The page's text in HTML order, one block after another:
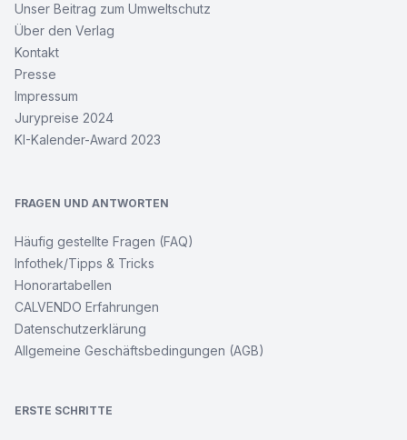
Unser Beitrag zum Umweltschutz
Über den Verlag
Kontakt
Presse
Impressum
Jurypreise 2024
KI-Kalender-Award 2023
FRAGEN UND ANTWORTEN
Häufig gestellte Fragen (FAQ)
Infothek/Tipps & Tricks
Honorartabellen
CALVENDO Erfahrungen
Datenschutzerklärung
Allgemeine Geschäftsbedingungen (AGB)
ERSTE SCHRITTE